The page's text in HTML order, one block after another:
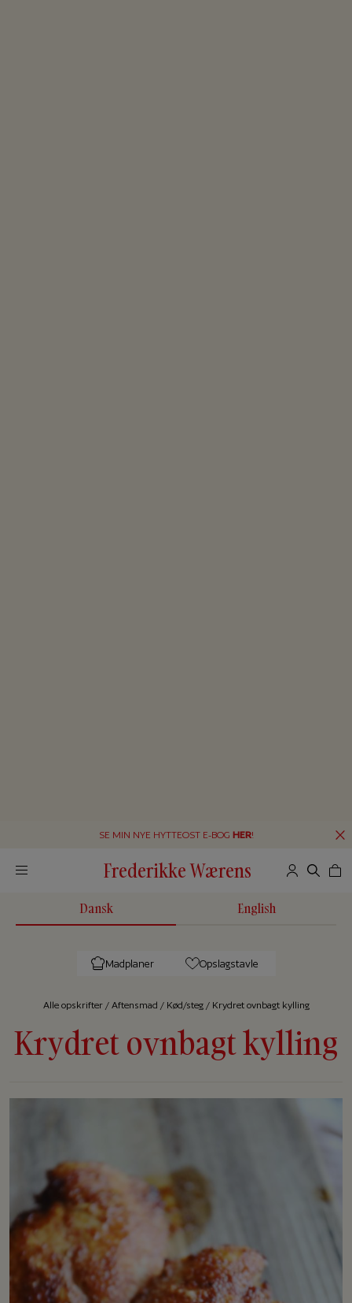
SE MIN NYE HYTTEOST E-BOG HER!
Frederikke Wærens
Dansk English
Madplaner Opslagstavle
Alle op­skrif­ter/ Aftensmad / Kød/steg/ Krydret ovnbagt kylling
Krydret ovnbagt kylling